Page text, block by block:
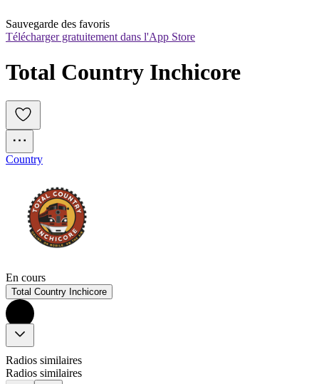
Sauvegarde des favoris
Télécharger gratuitement dans l'App Store
Total Country Inchicore
Country
En cours
Total Country Inchicore
Radios similaires
Radios similaires